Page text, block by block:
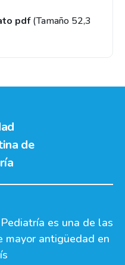
pdf(Tamaño 52,3
de
es una de las
mayor antigüedad en